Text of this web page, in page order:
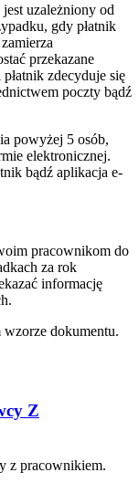
uzależniony od
gdy płatnik
przekazane
zdecyduje się
poczty bądź
powyżej 5 osób,
elektronicznej.
bądź aplikacja e-
pracownikom do
za rok
informację
wzorze dokumentu.
Z
z pracownikiem.